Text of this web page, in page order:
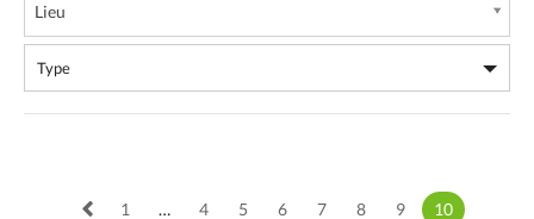
Lieu
1 … 4 5 6 7 8 9 10